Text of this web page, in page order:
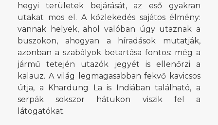
hegyi területek bejárását, az eső gyakran
utakat mos el. A közlekedés sajátos élmény:
vannak helyek, ahol valóban úgy utaznak a
buszokon, ahogyan a híradások mutatják,
azonban a szabályok betartása fontos: még a
jármű tetején utazók jegyét is ellenőrzi a
kalauz. A világ legmagasabban fekvő kavicsos
útja, a Khardung La is Indiában található, a
serpák sokszor hátukon viszik fel a
látogatókat.